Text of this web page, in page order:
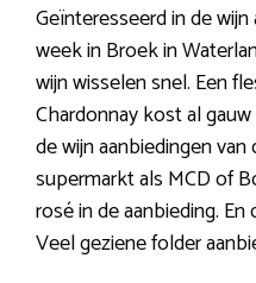
Geïnteresseerd in de
week in Broek in
wijn wisselen snel. Een
Chardonnay kost al
de wijn aanbiedingen
supermarkt als MCD of
rosé in de aanbieding.
Veel geziene folder